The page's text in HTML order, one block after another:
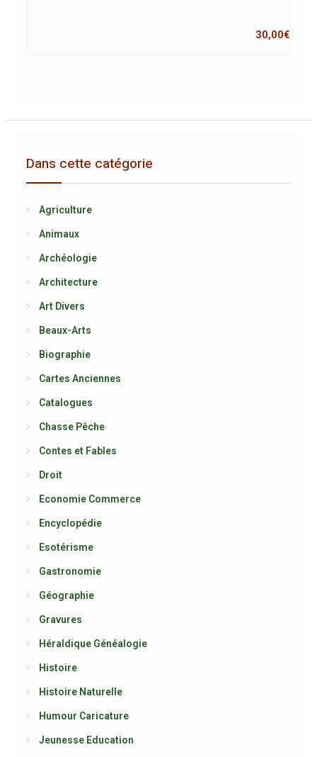
30,00€
Dans cette catégorie
Agriculture
Animaux
Archéologie
Architecture
Art Divers
Beaux-Arts
Biographie
Cartes Anciennes
Catalogues
Chasse Pêche
Contes et Fables
Droit
Economie Commerce
Encyclopédie
Esotérisme
Gastronomie
Géographie
Gravures
Héraldique Généalogie
Histoire
Histoire Naturelle
Humour Caricature
Jeunesse Education